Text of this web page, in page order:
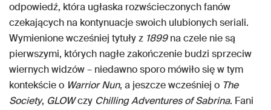
odpowiedź, która ugłaska rozwścieczonych fanów
czekających na kontynuacje swoich ulubionych seriali.
Wymienione wcześniej tytuły z 1899na czele nie są
pierwszymi, których nagłe zakończenie budzi sprzeciw
wiernych widzów – niedawno sporo mówiło się w tym
kontekście o Warrior Nun, a jeszcze wcześniej o The
Society, GLOWczy Chilling Adventures of Sabrina. Fani